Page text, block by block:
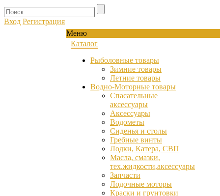
Вход Регистрация
Меню
Каталог
Рыболовные товары
Зимние товары
Летние товары
Водно-Моторные товары
Спасательные
аксессуары
Аксессуары
Водометы
Сиденья и столы
Гребные винты
Лодки, Катера, СВП
Масла, смазки,
тех.жидкости,аксессуары
Запчасти
Лодочные моторы
Краски и грунтовки